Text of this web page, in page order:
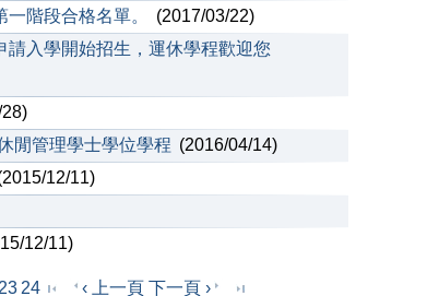
階段合格名單。
(2017/03/22)
入學開始招生，運休學程歡迎您
閒管理學士學位學程 (2016/04/14)
12/11)
12/11)
23 24 « 第一頁
‹ 上一頁 下一頁 › 最後一頁 »